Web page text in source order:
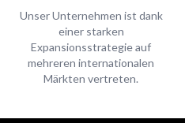
Unser Unternehmen ist dank
einer starken
Expansionsstrategie auf
mehreren internationalen
Märkten vertreten.